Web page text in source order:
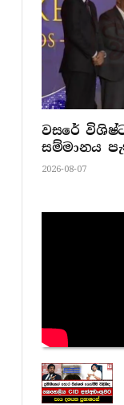
වසරේ
සම්මානය
2026-08-07